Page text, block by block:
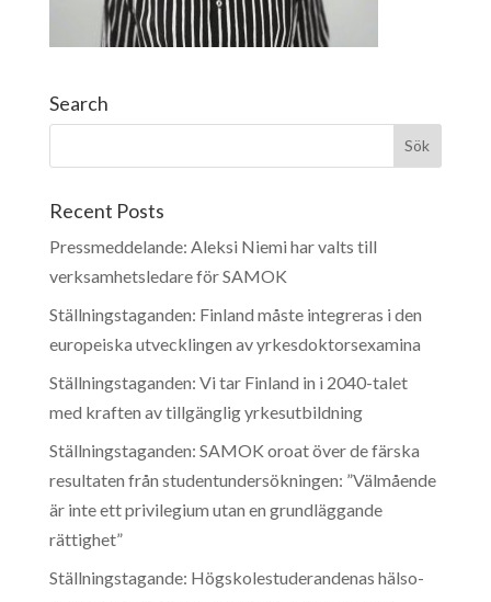
Search
Recent Posts
Pressmeddelande: Aleksi Niemi har valts till
verksamhetsledare för SAMOK
Ställningstaganden: Finland måste integreras i den
europeiska utvecklingen av yrkesdoktorsexamina
Ställningstaganden: Vi tar Finland in i 2040-talet
med kraften av tillgänglig yrkesutbildning
Ställningstaganden: SAMOK oroat över de färska
resultaten från studentundersökningen: ”Välmående
är inte ett privilegium utan en grundläggande
rättighet”
Ställningstagande: Högskolestuderandenas hälso-